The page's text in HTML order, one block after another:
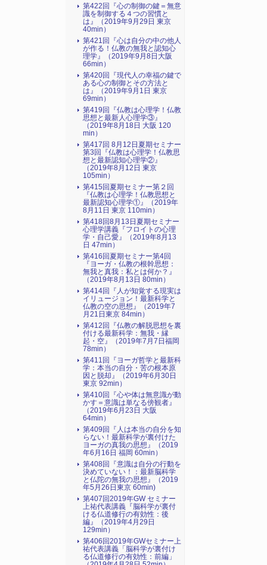
第422回『心の制御の鍵＝無意
識を制御する４つの習慣と
は』（2019年9月29日 東京
40min）
第421回『心は自分の中の他人
が作る！仏教の無我と認知心
理学』（2019年9月8日大阪
66min）
第420回『現代人の幸福の鍵で
ある心の制御とその方法と
は』（2019年9月1日 東京
69min）
第419回『仏教は心理学！仏教
思想と最新人心理学③』
（2019年8月18日 大阪 120
min）
第417回 8月12日夏期セミナー
第3回『仏教は心理学！仏教思
想と最新認知心理学②』
（2019年8月12日 東京
105min）
第415回夏期セミナー第２回
『仏教は心理学！仏教思想と
最新認知心理学①』（2019年
8月11日 東京 110min）
第418回8月13日夏期セミナー
心理学講義『フロイトの心理
学・自己愛』（2019年8月13
日 47min）
第416回夏期セミナー第4回
『ヨーガ・仏教の根幹思想：
無我と真我：私とは何か？』
（2019年8月13日 80min）
第414回『人が知覚する現実は
イリュージョン！最新科学と
仏教の空の思想』（2019年7
月21日東京 84min）
第412回『仏教の解脱思想を裏
付ける最新科学：無我・縁
起・空』（2019年7月7日福岡
78min）
第411回『ヨーガ哲学と最新科
学：本当の自分・苦の根本原
因と脱却』（2019年6月30日
東京 92min）
第410回『心や体は無意識が動
かす＝意識は単なる傍観者』
（2019年6月23日 大阪
64min）
第409回『人は本当の自分を知
らない！最新科学が裏付けた
ヨーガの真我の思想』（2019
年6月16日 福岡 60min）
第408回『意識は自分の行動を
決めていない！：最新脳科学
と仏陀の無我の思想』（2019
年5月26日東京 60min)
第407回2019年GW セミナー
上祐代表講義『脳科学が裏付
ける仏道修行の有効性：後
編』（2019年4月29日
129min）
第406回2019年GWセミナー上
祐代表講義「脳科学が裏付け
る仏道修行の有効性：前編」